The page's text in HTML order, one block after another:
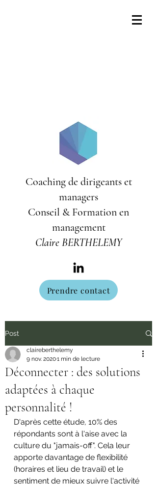
Coaching de dirigeants et
managers
Conseil & Formation en
management
Claire BERTHELEMY
Prendre contact
Post
Déconnecter : des solutions
adaptées à chaque
personnalité !
claireberthelemy
9 nov. 20201 min de lecture
D'après cette étude, 10% des
répondants sont à l'aise avec la
culture du "jamais-off". Cela leur
apporte davantage de flexibilité
(horaires et lieu de travail) et le
sentiment de mieux suivre l'activité